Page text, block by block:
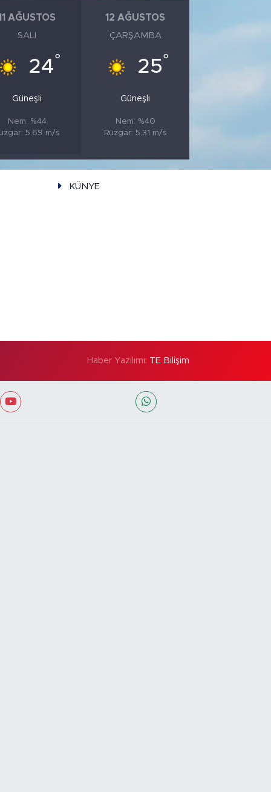
AĞUSTOS
SALI
24°
Güneşli
Nem: %44
5.69 m/s
12 AĞUSTOS
ÇARŞAMBA
25°
Güneşli
Nem: %40
Rüzgar: 5.31 m/s
KÜNYE
Haber Yazılımı: TE Bilişim